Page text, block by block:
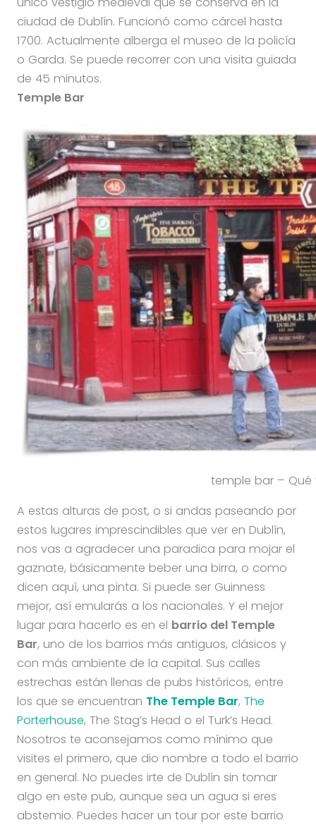
ciudad de Dublín. Funcionó como cárcel hasta
1700. Actualmente alberga el museo de la policía
o Garda. Se puede recorrer con una visita guiada
de 45 minutos.
Temple Bar
temple bar – Qué
A estas alturas de post, o si andas paseando por
estos lugares imprescindibles que ver en Dublín,
nos vas a agradecer una paradica para mojar el
gaznate, básicamente beber una birra, o como
dicen aquí, una pinta. Si puede ser Guinness
mejor, así emularás a los nacionales. Y el mejor
lugar para hacerlo es en el barrio del Temple
Bar, uno de los barrios más antiguos, clásicos y
con más ambiente de la capital. Sus calles
estrechas están llenas de pubs históricos, entre
los que se encuentran The Temple Bar, The
Porterhouse, The Stag’s Head o el Turk’s Head.
Nosotros te aconsejamos como mínimo que
visites el primero, que dio nombre a todo el barrio
en general. No puedes irte de Dublín sin tomar
algo en este pub, aunque sea un agua si eres
abstemio. Puedes hacer un tour por este barrio